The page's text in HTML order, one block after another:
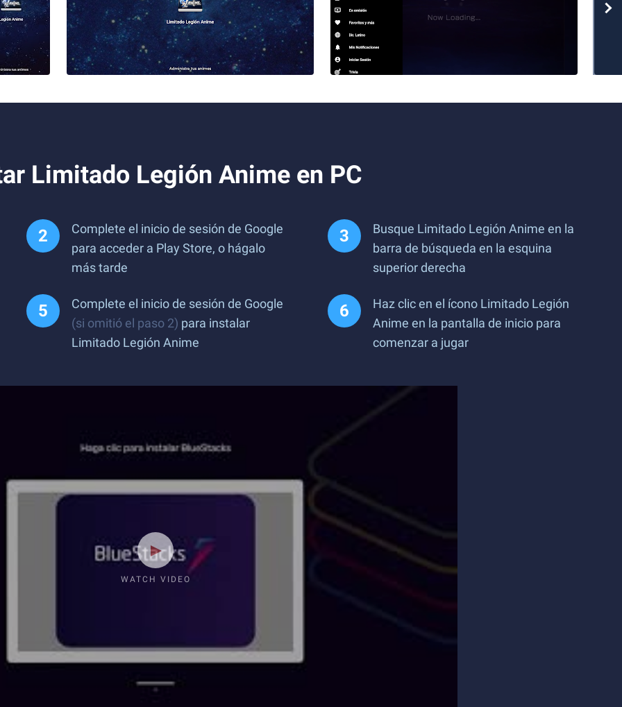
Limitado Legión Anime en PC
Complete el inicio de sesión de Google
para acceder a Play Store, o hágalo
más tarde
Busque Limitado Legión Anime en la
barra de búsqueda en la esquina
superior derecha
Complete el inicio de sesión de Google
(si omitió el paso 2) para instalar
Limitado Legión Anime
Haz clic en el ícono Limitado Legión
Anime en la pantalla de inicio para
comenzar a jugar
WATCH VIDEO